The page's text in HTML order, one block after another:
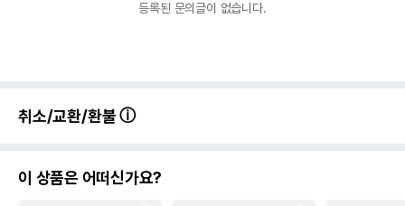
등록된 문의글이 없습니다.
취소/교환/환불
이 상품은 어떠신가요?